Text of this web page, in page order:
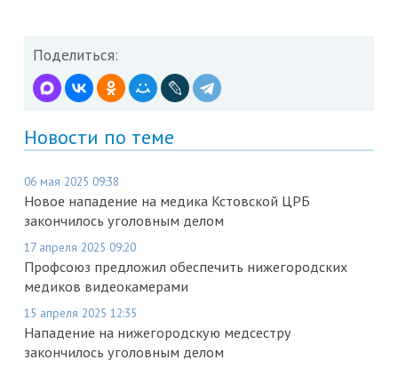
Поделиться:
Новости по теме
06 мая 2025 09:38
Новое нападение на медика Кстовской ЦРБ
закончилось уголовным делом
17 апреля 2025 09:20
Профсоюз предложил обеспечить нижегородских
медиков видеокамерами
15 апреля 2025 12:35
Нападение на нижегородскую медсестру
закончилось уголовным делом